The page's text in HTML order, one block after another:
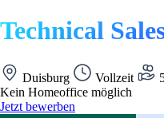
Technical
Duisburg Vollzeit
Kein Homeoffice möglich
Jetzt bewerben